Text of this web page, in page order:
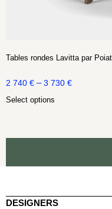
Tables rondes Lavitta par Poiat
2 740 € – 3 730 €
Select options
DESIGNERS